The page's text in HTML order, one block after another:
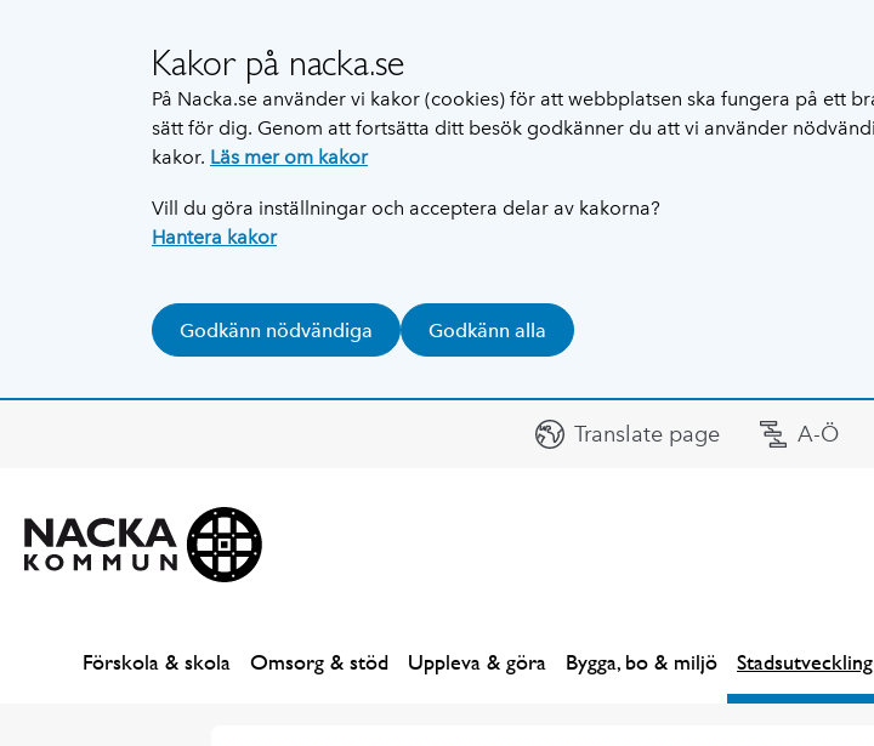
Kakor på nacka.se
På Nacka.se använder vi kakor (cookies) för att webbplatsen ska fungera på ett
sätt för dig. Genom att fortsätta ditt besök godkänner du att vi använder
kakor. Läs mer om kakor
Vill du göra inställningar och acceptera delar av kakorna?
Hantera kakor
Godkänn nödvändiga Godkänn alla
Translate page A-Ö
Förskola & skola Omsorg & stöd Uppleva & göra Bygga, bo & miljö